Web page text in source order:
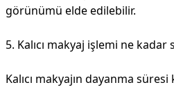
görünümü elde edilebilir.
5. Kalıcı makyaj işlemi ne kadar
Kalıcı makyajın dayanma